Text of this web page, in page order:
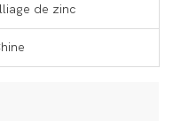
de zinc